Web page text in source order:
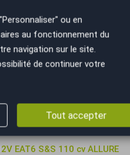
DE DISTRI 5P Bluetooth
km
ESSENCE
EAT6 S&S 110 cv ALLURE
ou en
au fonctionnement du
navigation sur le site.
de continuer votre
Tout accepter